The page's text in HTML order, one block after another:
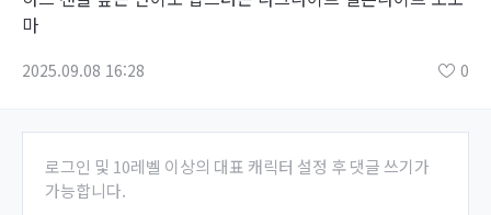
마
2025.09.08 16:28 0
로그인 및 10레벨 이상의 대표 캐릭터 설정 후 댓글 쓰기가
가능합니다.